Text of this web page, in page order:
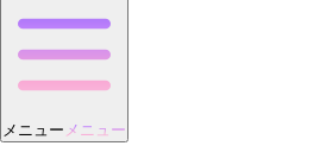
メニュー メニュー